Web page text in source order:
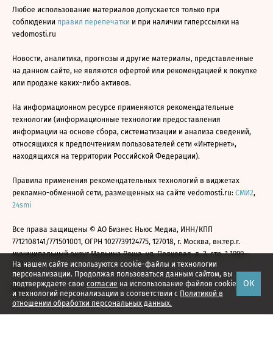
На нашем сайте используются cookie-файлы и технологии
персонализации. Продолжая пользоваться данным сайтом, вы
подтверждаете свое согласие на использование файлов cookie
и технологий персонализации в соответствии с Политикой в
отношении обработки персональных данных.
ОК
Любое использование материалов допускается только при
соблюдении правил перепечатки и при наличии гиперссылки на
vedomosti.ru
Новости, аналитика, прогнозы и другие материалы, представленные
на данном сайте, не являются офертой или рекомендацией к покупке
или продаже каких-либо активов.
На информационном ресурсе применяются рекомендательные
технологии (информационные технологии предоставления
информации на основе сбора, систематизации и анализа сведений,
относящихся к предпочтениям пользователей сети «Интернет»,
находящихся на территории Российской Федерации).
Правила применения рекомендательных технологий в виджетах
рекламно-обменной сети, размещенных на сайте vedomosti.ru: СМИ2,
24smi
Все права защищены © АО Бизнес Ньюс Медиа, ИНН/КПП
7712108141/771501001, ОГРН 1027739124775, 127018, г. Москва, вн.тер.г.
муниципальный округ Марьина Роща, ул. Полковая, д. 3, стр. 1 1999—
2026